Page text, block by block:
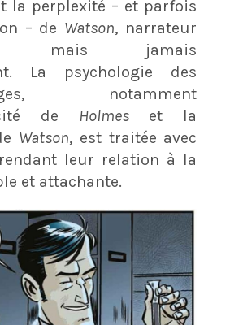
la perplexité – et parfois
– de Watson, narrateur
mais jamais
La psychologie des
notamment
de Holmes et la
Watson, est traitée avec
leur relation à la
et attachante.